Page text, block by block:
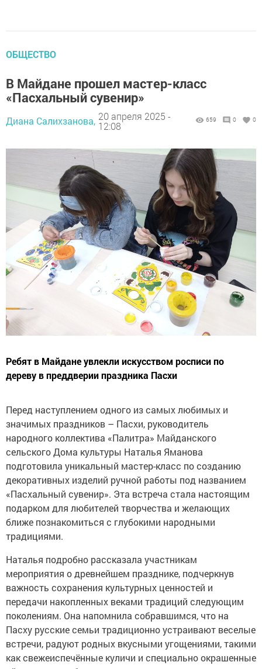
ОБЩЕСТВО
В Майдане прошел мастер-класс
«Пасхальный сувенир»
Диана Салихзанова, 20 апреля 2025 -
12:08
659 0 0
Ребят в Майдане увлекли искусством росписи по
дереву в преддверии праздника Пасхи
Перед наступлением одного из самых любимых и
значимых праздников – Пасхи, руководитель
народного коллектива «Палитра» Майданского
сельского Дома культуры Наталья Яманова
подготовила уникальный мастер-класс по созданию
декоративных изделий ручной работы под названием
«Пасхальный сувенир». Эта встреча стала настоящим
подарком для любителей творчества и желающих
ближе познакомиться с глубокими народными
традициями.
Наталья подробно рассказала участникам
мероприятия о древнейшем празднике, подчеркнув
важность сохранения культурных ценностей и
передачи накопленных веками традиций следующим
поколениям. Она напомнила собравшимся, что на
Пасху русские семьи традиционно устраивают веселые
встречи, радуют родных вкусными угощениями, такими
как свежеиспечённые куличи и специально окрашенные